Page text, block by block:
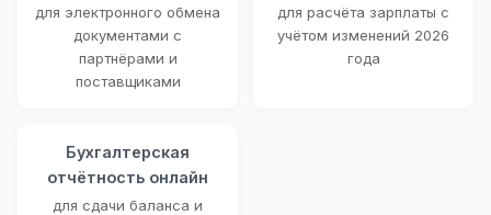
для электронного обмена
документами с
партнёрами и
поставщиками
для расчёта зарплаты с
учётом изменений 2026
года
Бухгалтерская
отчётность онлайн
для сдачи баланса и